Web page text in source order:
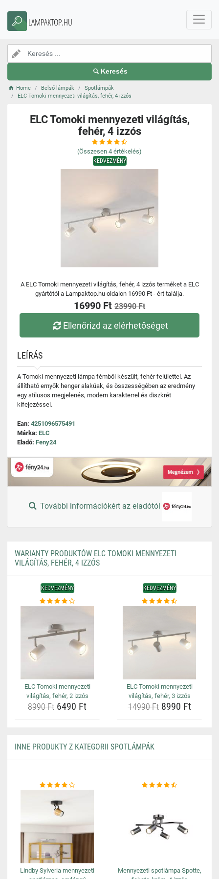
LAMPAKTOP.HU
Keresés
Home Belső lámpák
Spotlámpák
ELC Tomoki mennyezeti világítás, fehér, 4 izzós
ELC Tomoki mennyezeti világítás,
fehér, 4 izzós
(Összesen 4 értékelés)
KEDVEZMÉNY
A ELC Tomoki mennyezeti világítás, fehér, 4 izzós terméket a ELC
gyártótól a Lampaktop.hu oldalon 16990 Ft - ért találja.
16990 Ft 23990 Ft
Ellenőrizd az elérhetőséget
LEÍRÁS
A Tomoki mennyezeti lámpa fémből készült, fehér felülettel. Az
állítható ernyők henger alakúak, és összességében az eredmény
egy stílusos megjelenés, modern karakterrel és diszkrét
kifejezéssel.
Ean: 4251096575491
Márka: ELC
Eladó: Feny24
További információkért az eladótól
WARIANTY PRODUKTÓW ELC TOMOKI MENNYEZETI
VILÁGÍTÁS, FEHÉR, 4 IZZÓS
KEDVEZMÉNY
ELC Tomoki mennyezeti
világítás, fehér, 2 izzós
8990 Ft 6490 Ft
KEDVEZMÉNY
ELC Tomoki mennyezeti
világítás, fehér, 3 izzós
14990 Ft8990 Ft
INNE PRODUKTY Z KATEGORII SPOTLÁMPÁK
Lindby Sylveria mennyezeti
Mennyezeti spotlámpa Spotte,